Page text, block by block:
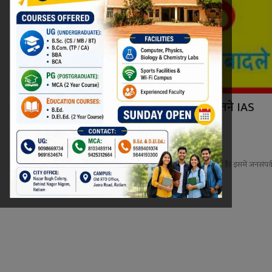
MP की मोहन सरकार ने बदल दिए इतने IAS
अफसर, कई विभागों क...
Niraj Kumar Shukla Jan 1, 2024 0
मप्र के 18 आईएएस अफसरों की तबादली सूची जारी की गई है। इसमें
आयुक्त सहित...